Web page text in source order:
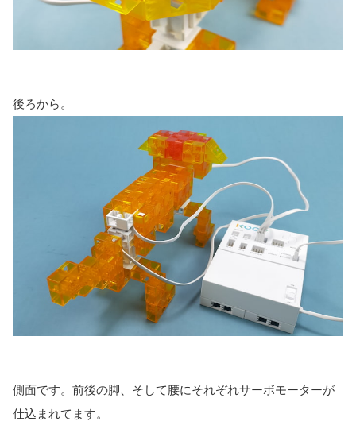
後ろから。
側面です。前後の脚、そして腰にそれぞれサーボモーターが
仕込まれてます。